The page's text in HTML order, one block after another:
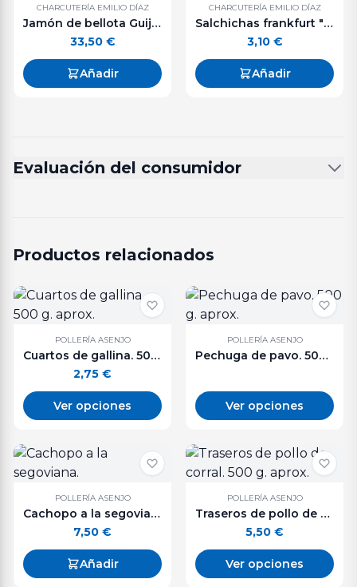
CHARCUTERÍA EMILIO DÍAZ
Jamón de bellota Guijuelo - 250 g. aprox
33,50 €
Añadir
CHARCUTERÍA EMILIO DÍAZ
Salchichas frankfurt "La Selva" - 300 g.
3,10 €
Añadir
Evaluación del consumidor
Productos relacionados
POLLERÍA ASENJO
Cuartos de gallina. 500 g. aprox.
2,75 €
Ver opciones
POLLERÍA ASENJO
Pechuga de pavo. 500 g. aprox.
Ver opciones
POLLERÍA ASENJO
Cachopo a la segoviana.
7,50 €
Añadir
POLLERÍA ASENJO
Traseros de pollo de corral. 500 g. aprox.
5,50 €
Ver opciones